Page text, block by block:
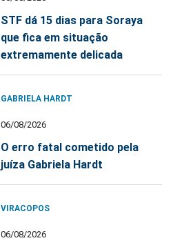
STF dá 15 dias para Soraya
que fica em situação
extremamente delicada
GABRIELA HARDT
06/08/2026
O erro fatal cometido pela
juíza Gabriela Hardt
VIRACOPOS
06/08/2026